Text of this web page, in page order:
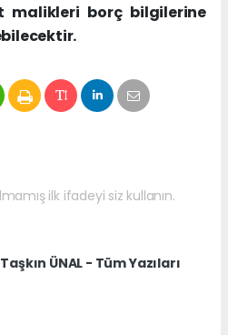
malikleri borç bilgilerine
ilk ifadeyi siz kullanın.
ÜNAL - Tüm Yazıları